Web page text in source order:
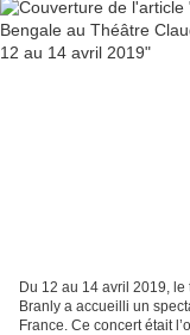
Du 12 au 14 avril 2019,
Branly a accueilli un
France. Ce concert était